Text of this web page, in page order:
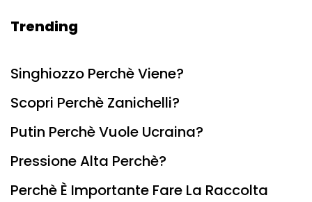
Trending
Singhiozzo Perchè Viene?
Scopri Perchè Zanichelli?
Putin Perchè Vuole Ucraina?
Pressione Alta Perchè?
Perchè È Importante Fare La Raccolta